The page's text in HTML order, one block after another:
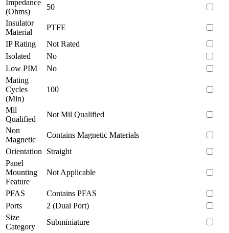
Impedance
(Ohms)
50
Insulator
Material
PTFE
IP Rating
Not Rated
Isolated
No
Low PIM
No
Mating
Cycles
(Min)
100
Mil
Qualified
Not Mil Qualified
Non
Magnetic
Contains Magnetic Materials
Orientation
Straight
Panel
Mounting
Feature
Not Applicable
PFAS
Contains PFAS
Ports
2 (Dual Port)
Size
Category
Subminiature